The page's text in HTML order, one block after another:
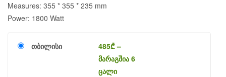
Measures: 355 * 355 * 235 mm
Power: 1800 Watt
თბილისი 485₾–
მარაგშია 6
ცალი